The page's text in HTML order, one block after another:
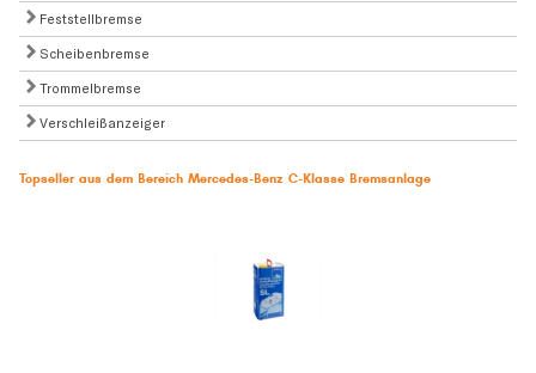
Feststellbremse
Scheibenbremse
Trommelbremse
Verschleißanzeiger
Topseller aus dem Bereich Mercedes-Benz C-Klasse Bremsanlage